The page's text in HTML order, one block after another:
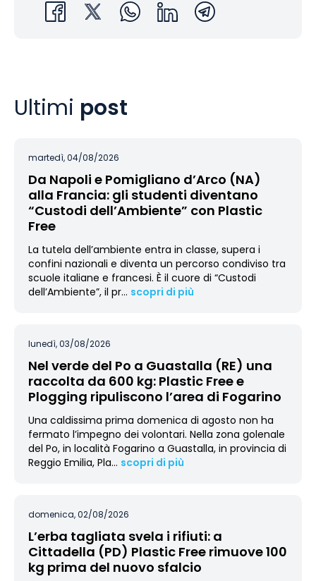
Ultimi post
martedì, 04/08/2026
Da Napoli e Pomigliano d’Arco (NA)
alla Francia: gli studenti diventano
“Custodi dell’Ambiente” con Plastic
Free
La tutela dell’ambiente entra in classe, supera i
confini nazionali e diventa un percorso condiviso tra
scuole italiane e francesi. È il cuore di “Custodi
dell’Ambiente”, il pr… scopri di più
lunedì, 03/08/2026
Nel verde del Po a Guastalla (RE) una
raccolta da 600 kg: Plastic Free e
Plogging ripuliscono l’area di Fogarino
Una caldissima prima domenica di agosto non ha
fermato l’impegno dei volontari. Nella zona golenale
del Po, in località Fogarino a Guastalla, in provincia di
Reggio Emilia, Pla… scopri di più
domenica, 02/08/2026
L’erba tagliata svela i rifiuti: a
Cittadella (PD) Plastic Free rimuove 100
kg prima del nuovo sfalcio